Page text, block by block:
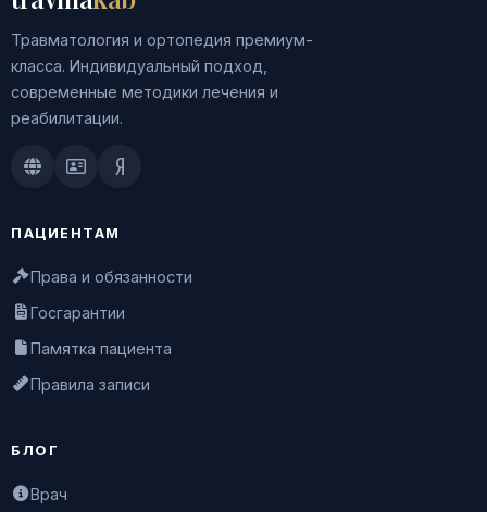
Травматология и ортопедия премиум-
класса. Индивидуальный подход,
современные методики лечения и
реабилитации.
Doctu.ruПроДокторов
Яндекс.Здоровье
ПАЦИЕНТАМ
Права и обязанности
Госгарантии
Памятка пациента
Правила записи
БЛОГ
Врач